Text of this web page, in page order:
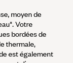
moyen de
Votre
bordées de
thermale,
est également